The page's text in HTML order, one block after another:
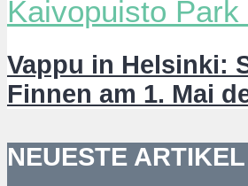
Vappu in Helsinki:
Finnen am 1. Mai
NEUESTE ARTIKEL